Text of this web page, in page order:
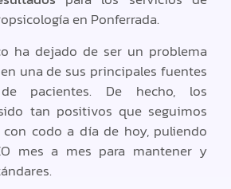
en Ponferrada.
ha dejado de ser un problema
una de sus principales fuentes
pacientes. De hecho, los
tan positivos que seguimos
codo a día de hoy, puliendo
mes a mes para mantener y